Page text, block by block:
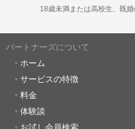
18歳未満または高校生、既
パートナーズについて
ホーム
サービスの特徴
料金
体験談